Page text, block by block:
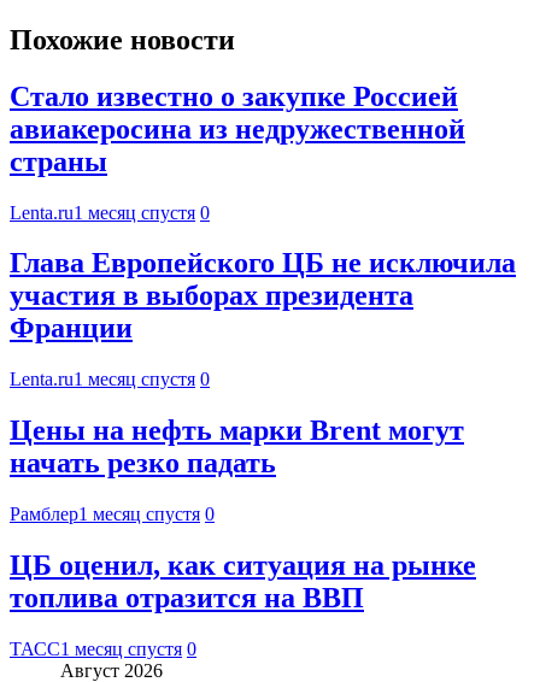
Похожие новости
Стало известно о закупке Россией
авиакеросина из недружественной
страны
Lenta.ru1 месяц спустя 0
Глава Европейского ЦБ не исключила
участия в выборах президента
Франции
Lenta.ru1 месяц спустя 0
Цены на нефть марки Brent могут
начать резко падать
Рамблер1 месяц спустя 0
ЦБ оценил, как ситуация на рынке
топлива отразится на ВВП
ТАСС1 месяц спустя 0
Август 2026